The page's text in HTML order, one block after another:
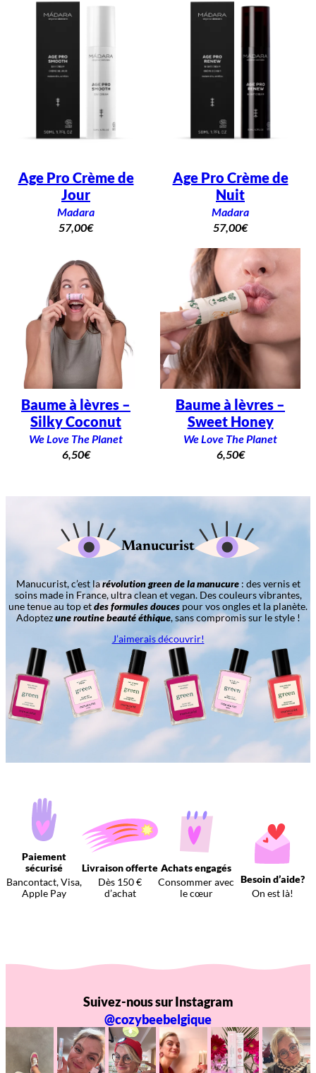
Age Pro Crème de
Jour
Madara
57,00€
Age Pro Crème de
Nuit
Madara
57,00€
Baume à lèvres –
Silky Coconut
We Love The Planet
6,50€
Baume à lèvres –
Sweet Honey
We Love The Planet
6,50€
Manucurist
Manucurist, c’est larévolution green de la manucure: des vernis et
soins made in France, ultra clean et vegan. Des couleurs vibrantes,
une tenue au top etdes formules douces pour vos ongles et la planète.
Adoptezune routine beauté éthique, sans compromis sur le style !
J’aimerais découvrir!
Paiement
sécurisé
Bancontact, Visa,
Apple Pay
Livraison offerte
Dès 150 €
d’achat
Achats engagés
Consommer avec
le cœur
Besoin d’aide?
On est là!
Suivez-nous sur Instagram
@cozybeebelgique